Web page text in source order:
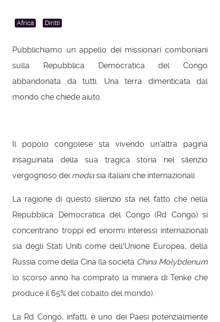
Africa Diritti
Pubblichiamo un appello dei missionari comboniani
sulla Repubblica Democratica del Congo
abbandonata da tutti. Una terra dimenticata dal
mondo che chiede aiuto.
Il popolo congolese sta vivendo un'altra pagina
insaguinata della sua tragica storia nel silenzio
vergognoso dei media sia italiani che internazionali.
La ragione di questo silenzio sta nel fatto che nella
Repubblica Democratica del Congo (Rd Congo) si
concentrano troppi ed enormi interessi internazionali
sia degli Stati Uniti come dell'Unione Europea, della
Russia come della Cina (la società China Molybdenum
lo scorso anno ha comprato la miniera di Tenke che
produce il 65% del cobalto del mondo).
La Rd Congo, infatti, è uno dei Paesi potenzialmente